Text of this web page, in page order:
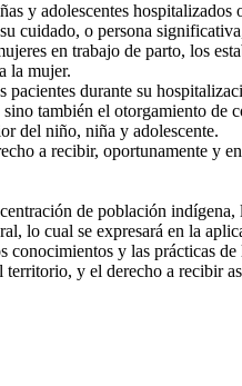
y adolescentes
cuidado, o persona
en trabajo de parto, los
la mujer.
durante su
también el otorgamiento de
del niño, niña y adolescente.
a recibir, oportunamente y
de población indígena,
lo cual se expresará en la
y las prácticas
y el derecho a recibir